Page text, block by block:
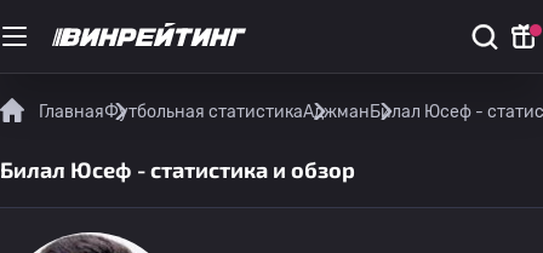
ГлавнаяФутбольная статистикаАджманБилал Юсеф -
Билал Юсеф - статистика и обзор